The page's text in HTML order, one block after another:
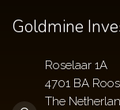
Goldmine
Roselaar 1A
4701 BA
The